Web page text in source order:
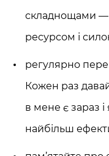
складнощами —
ресурсом і
регулярно
Кожен раз
в мене є зараз
найбільш